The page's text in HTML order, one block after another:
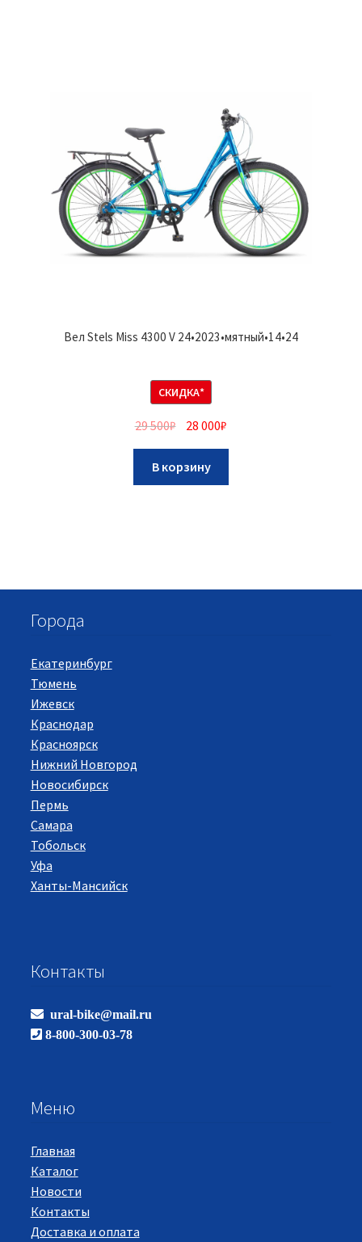
Вел Stels Miss 4300 V 24•2023•мятный•14•24
СКИДКА*
29 500₽ 28 000₽
В корзину
Города
Екатеринбург
Тюмень
Ижевск
Краснодар
Красноярск
Нижний Новгород
Новосибирск
Пермь
Самара
Тобольск
Уфа
Ханты-Мансийск
Контакты
ural-bike@mail.ru
8-800-300-03-78
Меню
Главная
Каталог
Новости
Контакты
Доставка и оплата